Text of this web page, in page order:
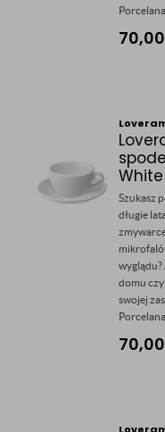
70,00
White
Szukasz
długie
wyglądu?
domu
swojej
70,00